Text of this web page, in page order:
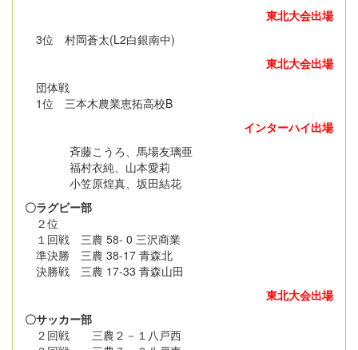
東北大会出場
3位 村岡蒼太(L2白銀南中)
東北大会出場
団体戦
1位 三本木農業恵拓高校B
インターハイ出場
斉藤こうろ、馬場友璃亜
福村衣純、山本愛莉
小笠原煌真、坂田結花
〇ラグビー部
２位
１回戦 三農 58- 0 三沢商業
準決勝 三農 38-17 青森北
決勝戦 三農 17-33 青森山田
東北大会出場
〇サッカー部
２回戦 三農２－１八戸西